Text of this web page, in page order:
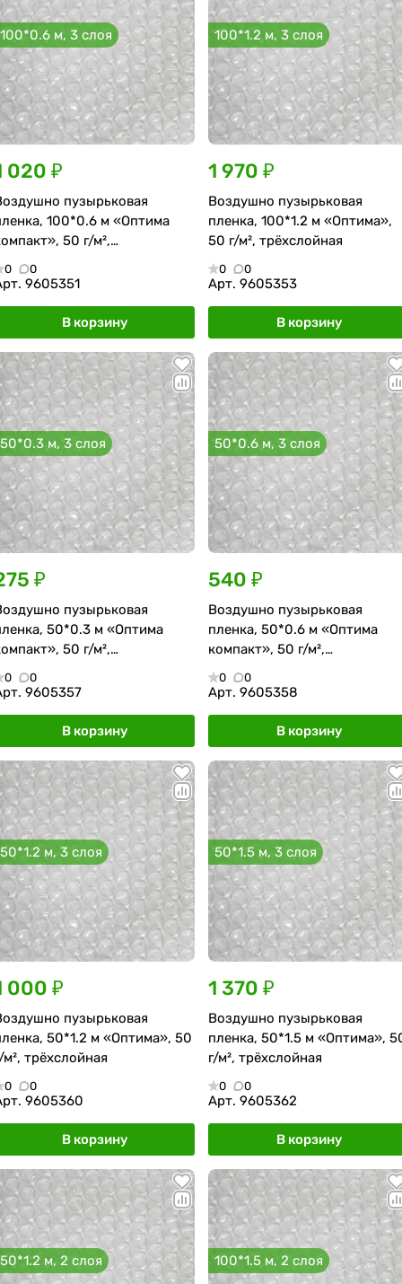
100*0.6 м, 3 слоя
020 ₽
пузырьковая
100*0.6 м «Оптима
50 г/м²,
0 0
9605351
В корзину
100*1.2 м, 3 слоя
1 970 ₽
Воздушно пузырьковая
пленка, 100*1.2 м «Оптима»,
50 г/м², трёхслойная
0 0
Арт. 9605353
В корзину
50*0.3 м, 3 слоя
₽
пузырьковая
50*0.3 м «Оптима
50 г/м²,
0 0
9605357
В корзину
50*0.6 м, 3 слоя
540 ₽
Воздушно пузырьковая
пленка, 50*0.6 м «Оптима
компакт», 50 г/м²,
трёхслойная
0 0
Арт. 9605358
В корзину
50*1.2 м, 3 слоя
000 ₽
пузырьковая
50*1.2 м «Оптима», 50
м², трёхслойная
0 0
9605360
В корзину
50*1.5 м, 3 слоя
1 370 ₽
Воздушно пузырьковая
пленка, 50*1.5 м «Оптима»,
г/м², трёхслойная
0 0
Арт. 9605362
В корзину
50*1.2 м, 2 слоя 100*1.5 м, 2 слоя